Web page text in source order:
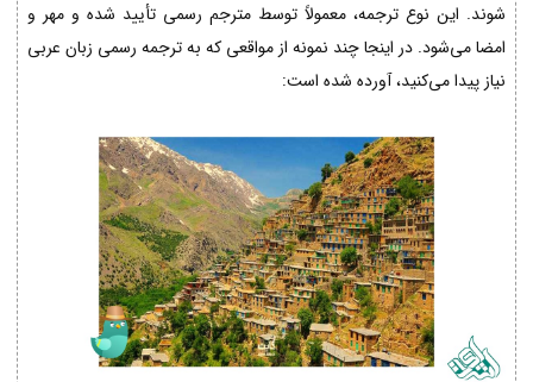
شوند. این نوع ترجمه، معمولاً توسط مترجم رسمی تأیید شده و مهر و
امضا می‌شود. در اینجا چند نمونه از مواقعی که به ترجمه رسمی زبان عربی
نیاز پیدا می‌کنید، آورده شده است: